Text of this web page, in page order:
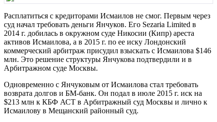
Расплатиться с кредиторами Исмаилов не смог. Первым через
суд начал требовать деньги Янчуков. Его Sezaria Limited в
2014 г. добилась в окружном суде Никосии (Кипр) ареста
активов Исмаилова, а в 2015 г. по ее иску Лондонский
коммерческий арбитраж присудил взыскать с Исмаилова $146
млн. Это решение структуры Янчукова подтвердили и в
Арбитражном суде Москвы.
Одновременно с Янчуковым от Исмаилова стал требовать
возврата долгов и БМ-банк. Он подал в июле 2015 г. иск на
$213 млн к КБФ АСТ в Арбитражный суд Москвы и лично к
Исмаилову в Мещанский районный суд.